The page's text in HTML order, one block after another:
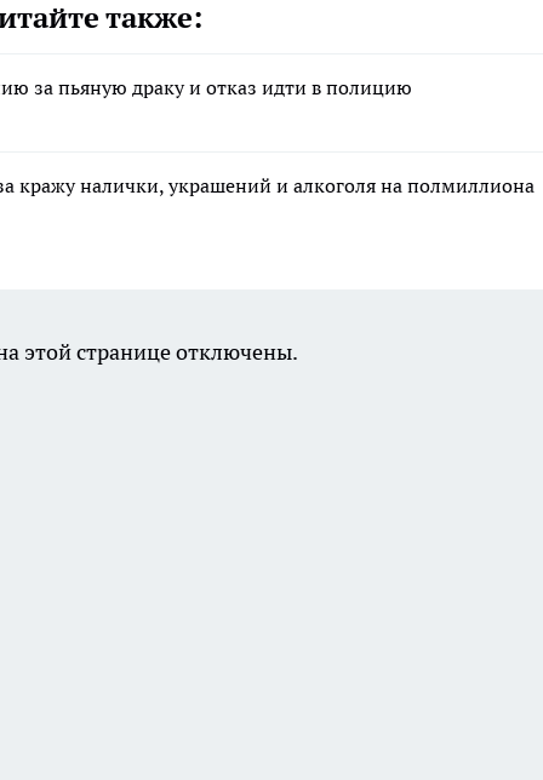
также:
за пьяную драку и отказ идти в полицию
кражу налички, украшений и алкоголя на полмиллиона
этой странице отключены.